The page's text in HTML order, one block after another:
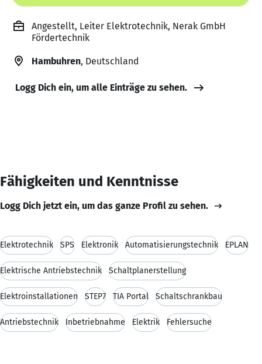
Angestellt, Leiter Elektrotechnik, Nerak GmbH
Fördertechnik
Hambuhren, Deutschland
Logg Dich ein, um alle Einträge zu sehen.
Fähigkeiten und Kenntnisse
Logg Dich jetzt ein, um das ganze Profil zu sehen.
Elektrotechnik SPS Elektronik Automatisierungstechnik EPLAN
Elektrische Antriebstechnik Schaltplanerstellung
Elektroinstallationen STEP7 TIA Portal Schaltschrankbau
Antriebstechnik Inbetriebnahme Elektrik Fehlersuche